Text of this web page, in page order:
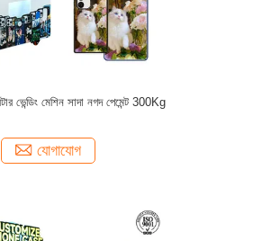
ভেন্ডিং মেশিন সাদা নগদ পেমেন্ট 300Kg
যোগাযোগ